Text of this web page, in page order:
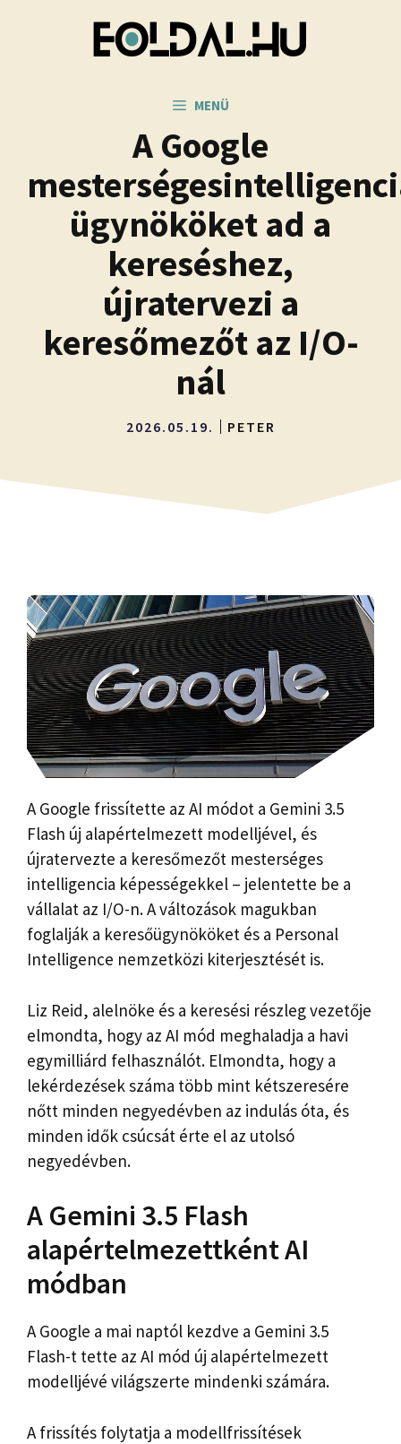
MENÜ
A Google
ügynököket ad a
kereséshez,
újratervezi a
keresőmezőt az I/O-
nál
2026.05.19. PETER
A Google frissítette az AI módot a Gemini 3.5
Flash új alapértelmezett modelljével, és
újratervezte a keresőmezőt mesterséges
intelligencia képességekkel – jelentette be a
vállalat az I/O-n. A változások magukban
foglalják a keresőügynököket és a Personal
Intelligence nemzetközi kiterjesztését is.
Liz Reid, alelnöke és a keresési részleg vezetője
elmondta, hogy az AI mód meghaladja a havi
egymilliárd felhasználót. Elmondta, hogy a
lekérdezések száma több mint kétszeresére
nőtt minden negyedévben az indulás óta, és
minden idők csúcsát érte el az utolsó
negyedévben.
A Gemini 3.5 Flash
alapértelmezettként AI
módban
A Google a mai naptól kezdve a Gemini 3.5
Flash-t tette az AI mód új alapértelmezett
modelljévé világszerte mindenki számára.
A frissítés folytatja a modellfrissítések